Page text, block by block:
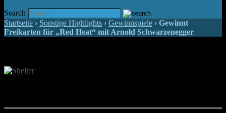
Search
Startseite › Sonstige Highlights › Gewinnspiele › Gewinnt
Freikarten für „Red Heat“ mit Arnold Schwarzenegger